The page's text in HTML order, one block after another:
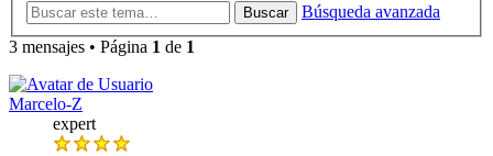
Buscar
Búsqueda avanzada
3 mensajes • Página 1 de 1
Marcelo-Z
expert